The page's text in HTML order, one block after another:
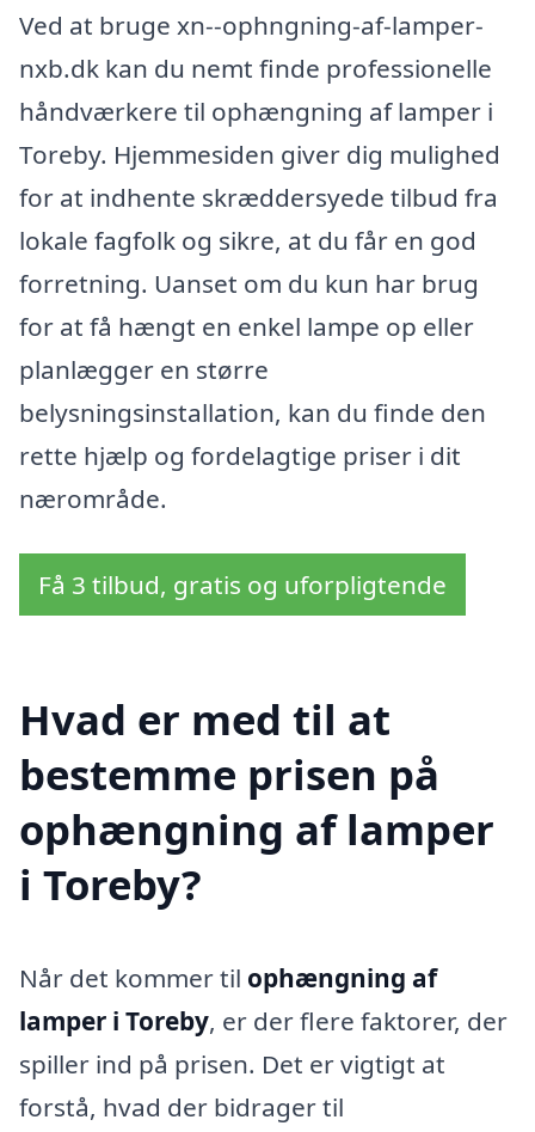
Ved at bruge xn--ophngning-af-lamper-
nxb.dk kan du nemt finde professionelle
håndværkere til ophængning af lamper i
Toreby. Hjemmesiden giver dig mulighed
for at indhente skræddersyede tilbud fra
lokale fagfolk og sikre, at du får en god
forretning. Uanset om du kun har brug
for at få hængt en enkel lampe op eller
planlægger en større
belysningsinstallation, kan du finde den
rette hjælp og fordelagtige priser i dit
nærområde.
Få 3 tilbud, gratis og uforpligtende
Hvad er med til at
bestemme prisen på
ophængning af lamper
i Toreby?
Når det kommer til ophængning af
lamper i Toreby, er der flere faktorer, der
spiller ind på prisen. Det er vigtigt at
forstå, hvad der bidrager til